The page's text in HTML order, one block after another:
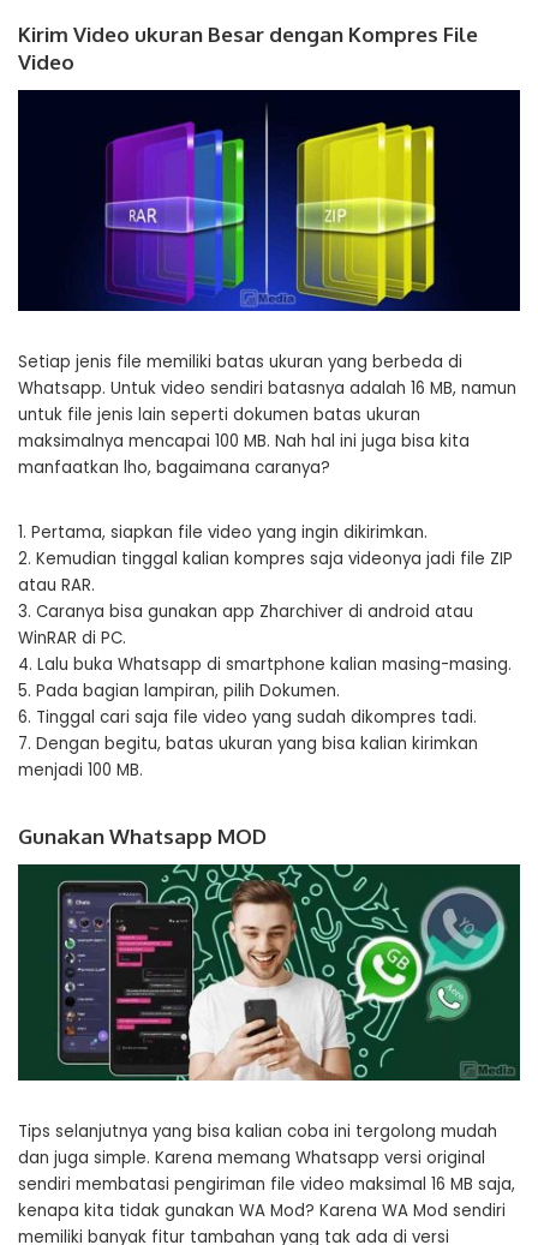
Kirim Video ukuran Besar dengan Kompres File
Video
Setiap jenis file memiliki batas ukuran yang berbeda di
Whatsapp. Untuk video sendiri batasnya adalah 16 MB, namun
untuk file jenis lain seperti dokumen batas ukuran
maksimalnya mencapai 100 MB. Nah hal ini juga bisa kita
manfaatkan lho, bagaimana caranya?
1. Pertama, siapkan file video yang ingin dikirimkan.
2. Kemudian tinggal kalian kompres saja videonya jadi file ZIP
atau RAR.
3. Caranya bisa gunakan app Zharchiver di android atau
WinRAR di PC.
4. Lalu buka Whatsapp di smartphone kalian masing-masing.
5. Pada bagian lampiran, pilih Dokumen.
6. Tinggal cari saja file video yang sudah dikompres tadi.
7. Dengan begitu, batas ukuran yang bisa kalian kirimkan
menjadi 100 MB.
Gunakan Whatsapp MOD
Tips selanjutnya yang bisa kalian coba ini tergolong mudah
dan juga simple. Karena memang Whatsapp versi original
sendiri membatasi pengiriman file video maksimal 16 MB saja,
kenapa kita tidak gunakan WA Mod? Karena WA Mod sendiri
memiliki banyak fitur tambahan yang tak ada di versi